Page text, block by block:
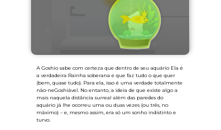
A Goshio sabe com certeza que dentro de seu aquário Ela é
a verdadeira Rainha soberana e que faz tudo o que quer
(bem, quase tudo). Para ela, isso é uma verdade totalmente
não-neGoshiável. No entanto, a ideia de que existe algo a
mais naquela distância surreal além das paredes do
aquário já lhe ocorreu uma ou duas vezes (ou três, no
máximo) – e, mesmo assim, era só um sonho indistinto e
turvo.